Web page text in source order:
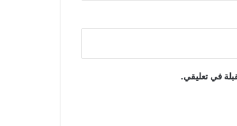
في تعليقي.